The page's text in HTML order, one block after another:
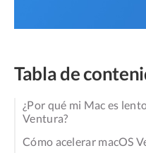
Tabla de
¿Por qué mi Mac es
Ventura?
Cómo acelerar macOS